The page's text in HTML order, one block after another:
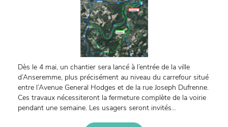
Dès le 4 mai, un chantier sera lancé à l’entrée de la ville
d’Anseremme, plus précisément au niveau du carrefour situé
entre l’Avenue General Hodges et de la rue Joseph Dufrenne.
Ces travaux nécessiteront la fermeture complète de la voirie
pendant une semaine. Les usagers seront invités...